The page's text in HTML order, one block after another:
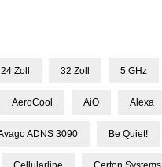
24 Zoll 32 Zoll 5 GHz
AeroCool AiO Alexa
ADNS 3090 Be Quiet!